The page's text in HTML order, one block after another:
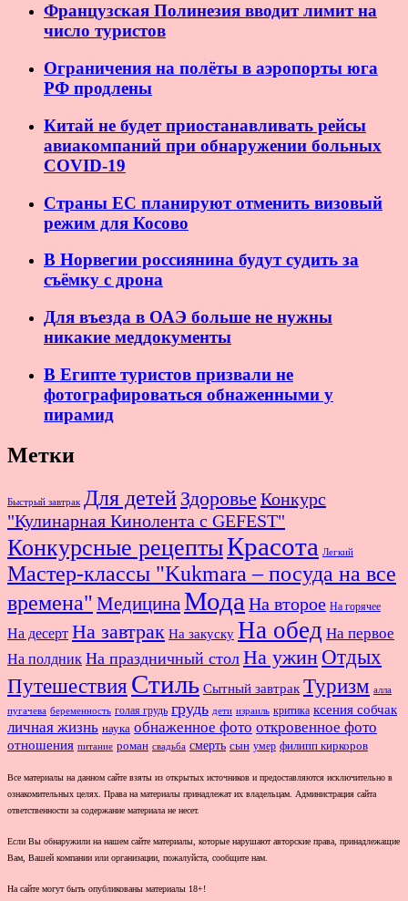
Французская Полинезия вводит лимит на
число туристов
Ограничения на полёты в аэропорты юга
РФ продлены
Китай не будет приостанавливать рейсы
авиакомпаний при обнаружении больных
COVID-19
Страны ЕС планируют отменить визовый
режим для Косово
В Норвегии россиянина будут судить за
съёмку с дрона
Для въезда в ОАЭ больше не нужны
никакие меддокументы
В Египте туристов призвали не
фотографироваться обнаженными у
пирамид
Метки
Быстрый завтрак Для детей Здоровье Конкурс
"Кулинарная Кинолента с GEFEST"
Конкурсные рецептыКрасота Легкий
Мастер-классы "Kukmara – посуда на все
времена" Медицина Мода На второе На горячее
На десерт На завтрак На закуску На обед На первое
На полдник На праздничный стол На ужин Отдых
Путешествия Стиль Сытный завтрак Туризм алла
пугачева беременность голая грудь грудь дети израиль критика ксения собчак
личная жизнь наука обнаженное фото откровенное фото
отношения питание роман свадьба смерть сын умер филипп киркоров
Все материалы на данном сайте взяты из открытых источников и предоставляются исключительно в
ознакомительных целях. Права на материалы принадлежат их владельцам. Администрация сайта
ответственности за содержание материала не несет.
Если Вы обнаружили на нашем сайте материалы, которые нарушают авторские права, принадлежащие
Вам, Вашей компании или организации, пожалуйста, сообщите нам.
На сайте могут быть опубликованы материалы 18+!